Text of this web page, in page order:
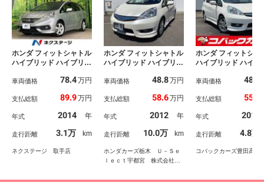
ホンダ フィットシャトル
ハイブリッド ハイブリッ
ン 純正ナビ バックカ
ザーシート シートヒー
ＴＣ クルコン オート
ライト オートエアコ
ン Ｂｌｕｅｔｏｏｔ
ｈ ＣＤ ＤＶＤ再生
地デジ 革巻きハンドル
車両価格 78.4万円
支払総額 89.9万円
年式 2014 年
走行距離 3.1万 km
ネクステージ 取手店
ホンダ フィットシャトル
ハイブリッド ハイブリッ
クション Ａストップ
リティアラーム Ｗエア
ズ ＡＡＣ ＡＢＳ パ
ワーウインドウ エアバ
ック ＨＤＤナビ オー
トライト ＥＴＣ
車両価格 48.8万円
支払総額 58.6万円
年式 2012 年
走行距離 10.0万 km
ホンダカーズ栃木 Ｕ－Ｓｅ
ｌｅｃｔ宇都宮 株式会社ホ
ホンダ フィットシャ
ハイブリッド ハイブ
クション 禁煙
ラ ドライブレコー
ントロール スマー
ー プッシュスタ
ＤＶＤ再生
車両価格 48.7
支払総額 55.8
年式 2011
走行距離 4.8万
コバックカーズ豊田高原